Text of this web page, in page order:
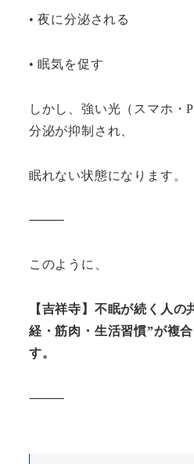
• 夜に分泌される
• 眠気を促す
しかし、強い光（スマホ・
分泌が抑制され、
眠れない状態になります。
⸻
このように、
【吉祥寺】不眠が続く人の
経・筋肉・生活習慣”が複
す。
⸻